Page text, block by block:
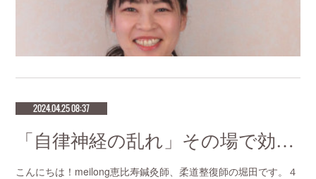
2024.04.25 08:37
「自律神経の乱れ」その場で効果を感じる針治療をお探しなら恵比寿meilong
こんにちは！meilong恵比寿鍼灸師、柔道整復師の堀田です。４